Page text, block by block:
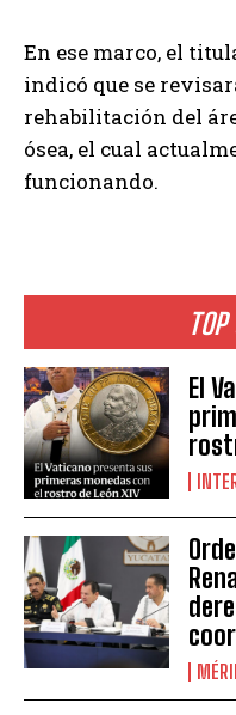
El
En ese marco, el
indicó que se
rehabilitación del
ósea, el cual
funcionando.